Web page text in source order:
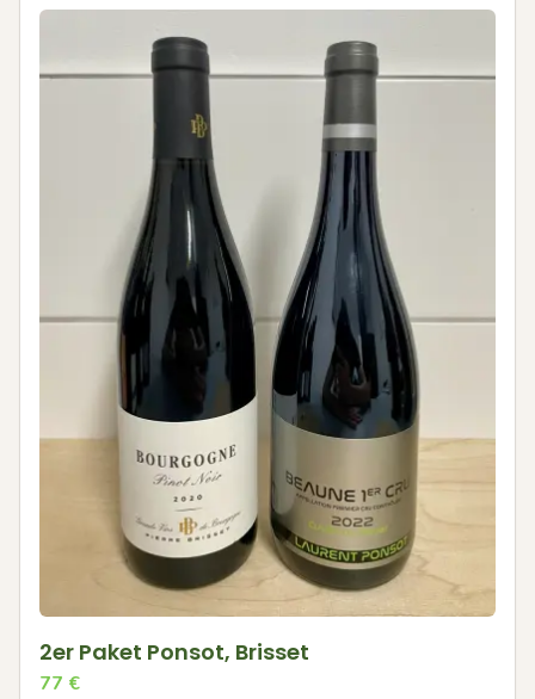
2er Paket Ponsot, Brisset
77 €